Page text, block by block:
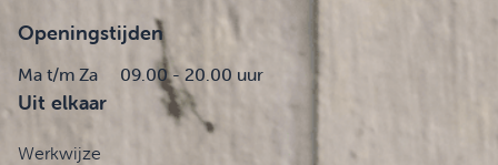
Openingstijden
Ma t/m Za 09.00 - 20.00 uur
Uit elkaar
Werkwijze